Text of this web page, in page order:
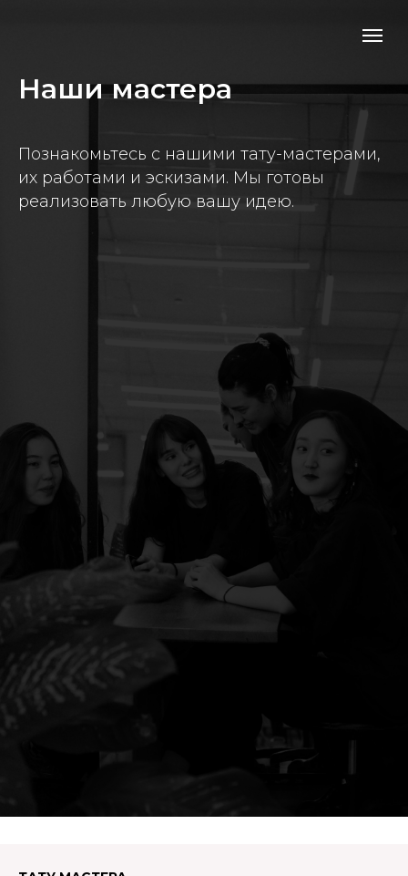
Наши мастера
Познакомьтесь с нашими тату-мастерами,
их работами и эскизами. Мы готовы
реализовать любую вашу идею.